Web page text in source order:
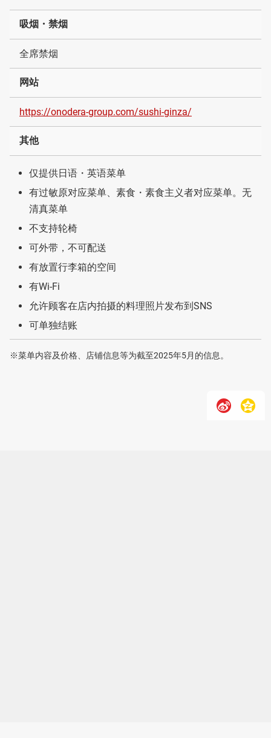
吸烟・禁烟
全席禁烟
网站
https://onodera-group.com/sushi-ginza/
其他
仅提供日语・英语菜单
有过敏原对应菜单、素食・素食主义者对应菜单。无
清真菜单
不支持轮椅
可外带，不可配送
有放置行李箱的空间
有Wi-Fi
允许顾客在店内拍摄的料理照片发布到SNS
可单独结账
※菜单内容及价格、店铺信息等为截至2025年5月的信息。